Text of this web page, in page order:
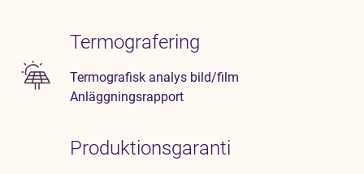
Termografering
Termografisk analys bild/film
Anläggningsrapport
Produktionsgaranti